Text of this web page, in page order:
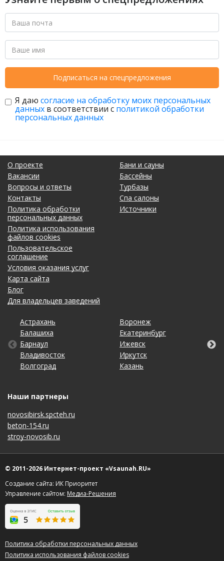
Подписаться на спецпредложения
Я даю согласие на обработку моих персональных
данных в соответствии с политикой обработки
персональных данных
О проекте
Вакансии
Вопросы и ответы
Контакты
Политика обработки
персональных данных
Политика использования
файлов cookies
Пользовательское
соглашение
Условия оказания услуг
Карта сайта
Блог
Для владельцев заведений
Бани и сауны
Бассейны
Турбазы
Спа салоны
Источники
Астрахань
Балашиха
Барнаул
Владивосток
Волгоград
Воронеж
Екатеринбург
Ижевск
Иркутск
Казань
Калининград
Кемерово
Киров
Краснодар
Красноярск
Липецк
Махачкала
Москва
Набережные Челны
Нижний Новгород
Омск
Оренбург
Пенза
Пермь
Ростов-на-Дону
Рязань
Самара
Санкт-Петербург
Саратов
Ставрополь
Тольятти
Томск
Тула
Тюмень
Ульяновск
Уфа
Хабаровск
Чебоксары
Челябинск
Ярославль
Наши партнеры
novosibirsk.spcteh.ru
beton-154.ru
stroy-novosib.ru
© 2011-2026 Интернет-проект «Vsaunah.RU»
Создание сайта: ИК Приоритет
Управление сайтом: Медиа-Решения
Политика обработки персональных данных
Политика использования файлов cookies